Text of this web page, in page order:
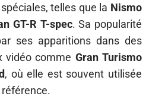
telles que la Nismo
GT-R T-spec. Sa popularité
ses apparitions dans des
vidéo comme Gran Turismo
, où elle est souvent utilisée